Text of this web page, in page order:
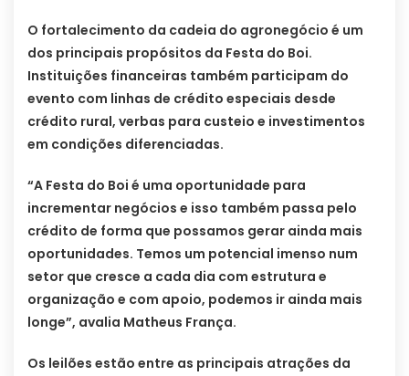
O fortalecimento da cadeia do agronegócio é um
dos principais propósitos da Festa do Boi.
Instituições financeiras também participam do
evento com linhas de crédito especiais desde
crédito rural, verbas para custeio e investimentos
em condições diferenciadas.
“A Festa do Boi é uma oportunidade para
incrementar negócios e isso também passa pelo
crédito de forma que possamos gerar ainda mais
oportunidades. Temos um potencial imenso num
setor que cresce a cada dia com estrutura e
organização e com apoio, podemos ir ainda mais
longe”, avalia Matheus França.
Os leilões estão entre as principais atrações da